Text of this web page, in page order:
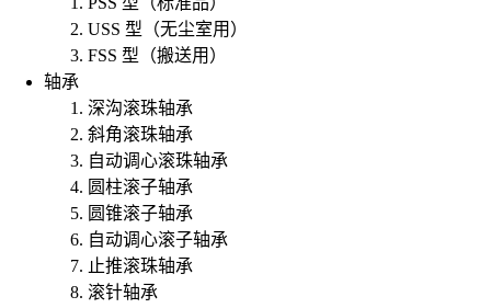
USS 型（无尘室用）
FSS 型（搬送用）
轴承
深沟滚珠轴承
斜角滚珠轴承
自动调心滚珠轴承
圆柱滚子轴承
圆锥滚子轴承
自动调心滚子轴承
止推滚珠轴承
滚针轴承